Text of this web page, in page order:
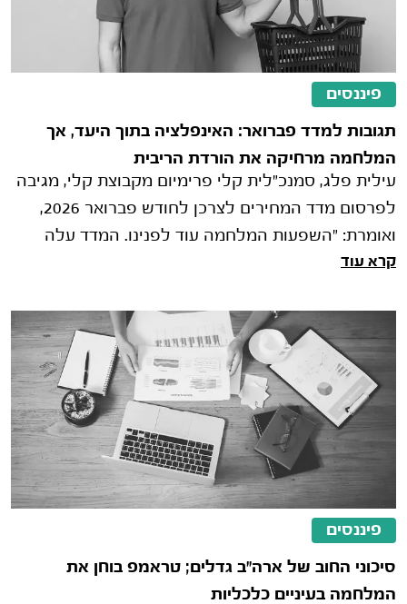
פיננסים
תגובות למדד פברואר: האינפלציה בתוך היעד, אך
המלחמה מרחיקה את הורדת הריבית
עילית פלג, סמנכ"לית קלי פרימיום מקבוצת קלי, מגיבה
לפרסום מדד המחירים לצרכן לחודש פברואר 2026,
ואומרת: "השפעות המלחמה עוד לפנינו. המדד עלה
בפברואר ב-0.2%, מעט מעל ממוצע ציפי
קרא עוד
פיננסים
סיכוני החוב של ארה"ב גדלים; טראמפ בוחן את
המלחמה בעיניים כלכליות